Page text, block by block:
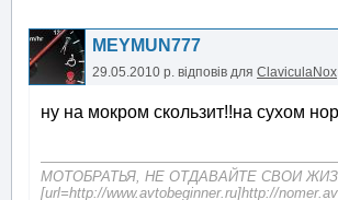
MEYMUN777
29.05.2010 р. відповів для ClaviculaNox
ну на мокром скользит!!на сухом
МОТОБРАТЬЯ, НЕ ОТДАВАЙТЕ СВОИ
[url=http://www.avtobeginner.ru]http://